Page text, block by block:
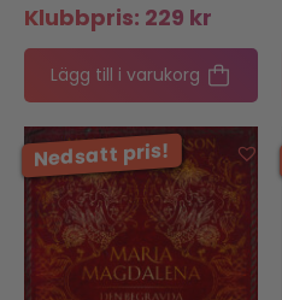
Klubbpris: 229 kr
Lägg till i varukorg